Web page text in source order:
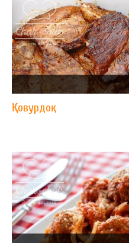
Қовурдоқ